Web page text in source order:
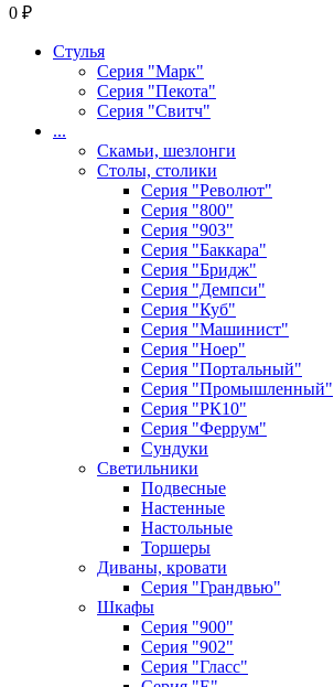
0 ₽
Стулья
Серия "Марк"
Серия "Пекота"
Серия "Свитч"
...
Скамьи, шезлонги
Столы, столики
Серия "Револют"
Серия "800"
Серия "903"
Серия "Баккара"
Серия "Бридж"
Серия "Демпси"
Серия "Куб"
Серия "Машинист"
Серия "Ноер"
Серия "Портальный"
Серия "Промышленный"
Серия "РК10"
Серия "Феррум"
Сундуки
Светильники
Подвесные
Настенные
Настольные
Торшеры
Диваны, кровати
Серия "Грандвью"
Шкафы
Серия "900"
Серия "902"
Серия "Гласс"